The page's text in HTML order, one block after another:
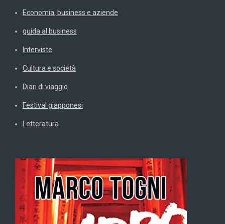
Economia, business e aziende
guida al business
Interviste
Cultura e società
Diari di viaggio
Festival giapponesi
Letteratura